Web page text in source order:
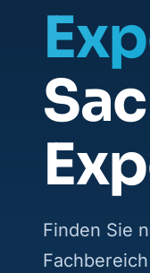
Finden Sie